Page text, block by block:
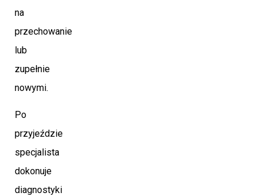
na
przechowanie
lub
zupełnie
nowymi.
Po
przyjeździe
specjalista
dokonuje
diagnostyki